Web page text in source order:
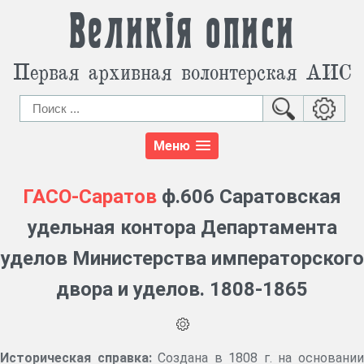
Великія описи
Первая архивная волонтерская АИС
Меню
ГАСО-Саратов ф.606 Саратовская
удельная контора Департамента
уделов Министерства императорского
двора и уделов. 1808-1865
Историческая справка: Создана в 1808 г. на основании